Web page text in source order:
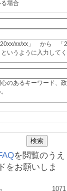
場合
xx/xx」 から 「
いうように入力してく
のあるキーワード、
を閲覧のうえ
をお願いしま
1071